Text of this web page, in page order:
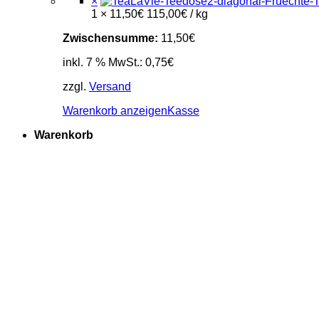
1 × 11,50€ 115,00€ / kg
Zwischensumme: 11,50€
inkl. 7 % MwSt.: 0,75€
zzgl. Versand
Warenkorb anzeigenKasse
Warenkorb